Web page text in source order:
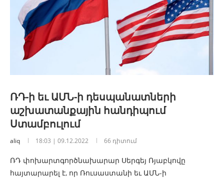
ՌԴ-ի եւ ԱՄՆ-ի դեսպանատների
աշխատանքային հանդիպում
Ստամբուլում
aliq 18:03 | 09.12.2022 66 դիտում
ՌԴ փոխարտգործնախարար Սերգեյ Ռյաբկովը
հայտարարել է, որ Ռուսաստանի եւ ԱՄՆ-ի